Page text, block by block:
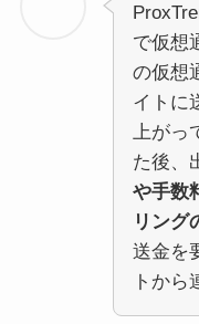
で仮想
の仮想
イトに
上がっ
た後、
や手数
リング
送金を
トから